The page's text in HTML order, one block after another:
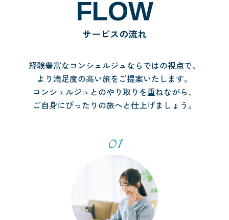
FLOW
サービスの流れ
経験豊富なコンシェルジュならではの視点で、
より満足度の高い旅をご提案いたします。
コンシェルジュとのやり取りを重ねながら、
ご自身にぴったりの旅へと仕上げましょう。
01